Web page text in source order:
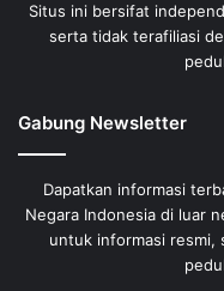
Situs ini bersifat
serta tidak terafiliasi
Gabung Newsletter
Dapatkan informasi
Negara Indonesia di luar
untuk informasi resmi,